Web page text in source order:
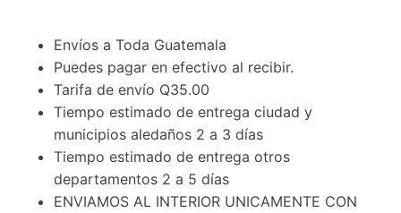
Envíos a Toda Guatemala
Puedes pagar en efectivo al recibir.
Tarifa de envío Q35.00
Tiempo estimado de entrega ciudad y
municipios aledaños 2 a 3 días
Tiempo estimado de entrega otros
departamentos 2 a 5 días
ENVIAMOS AL INTERIOR UNICAMENTE CON